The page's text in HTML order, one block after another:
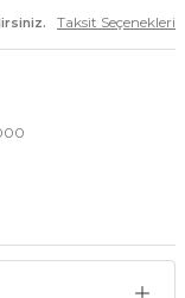
Taksit Seçenekleri